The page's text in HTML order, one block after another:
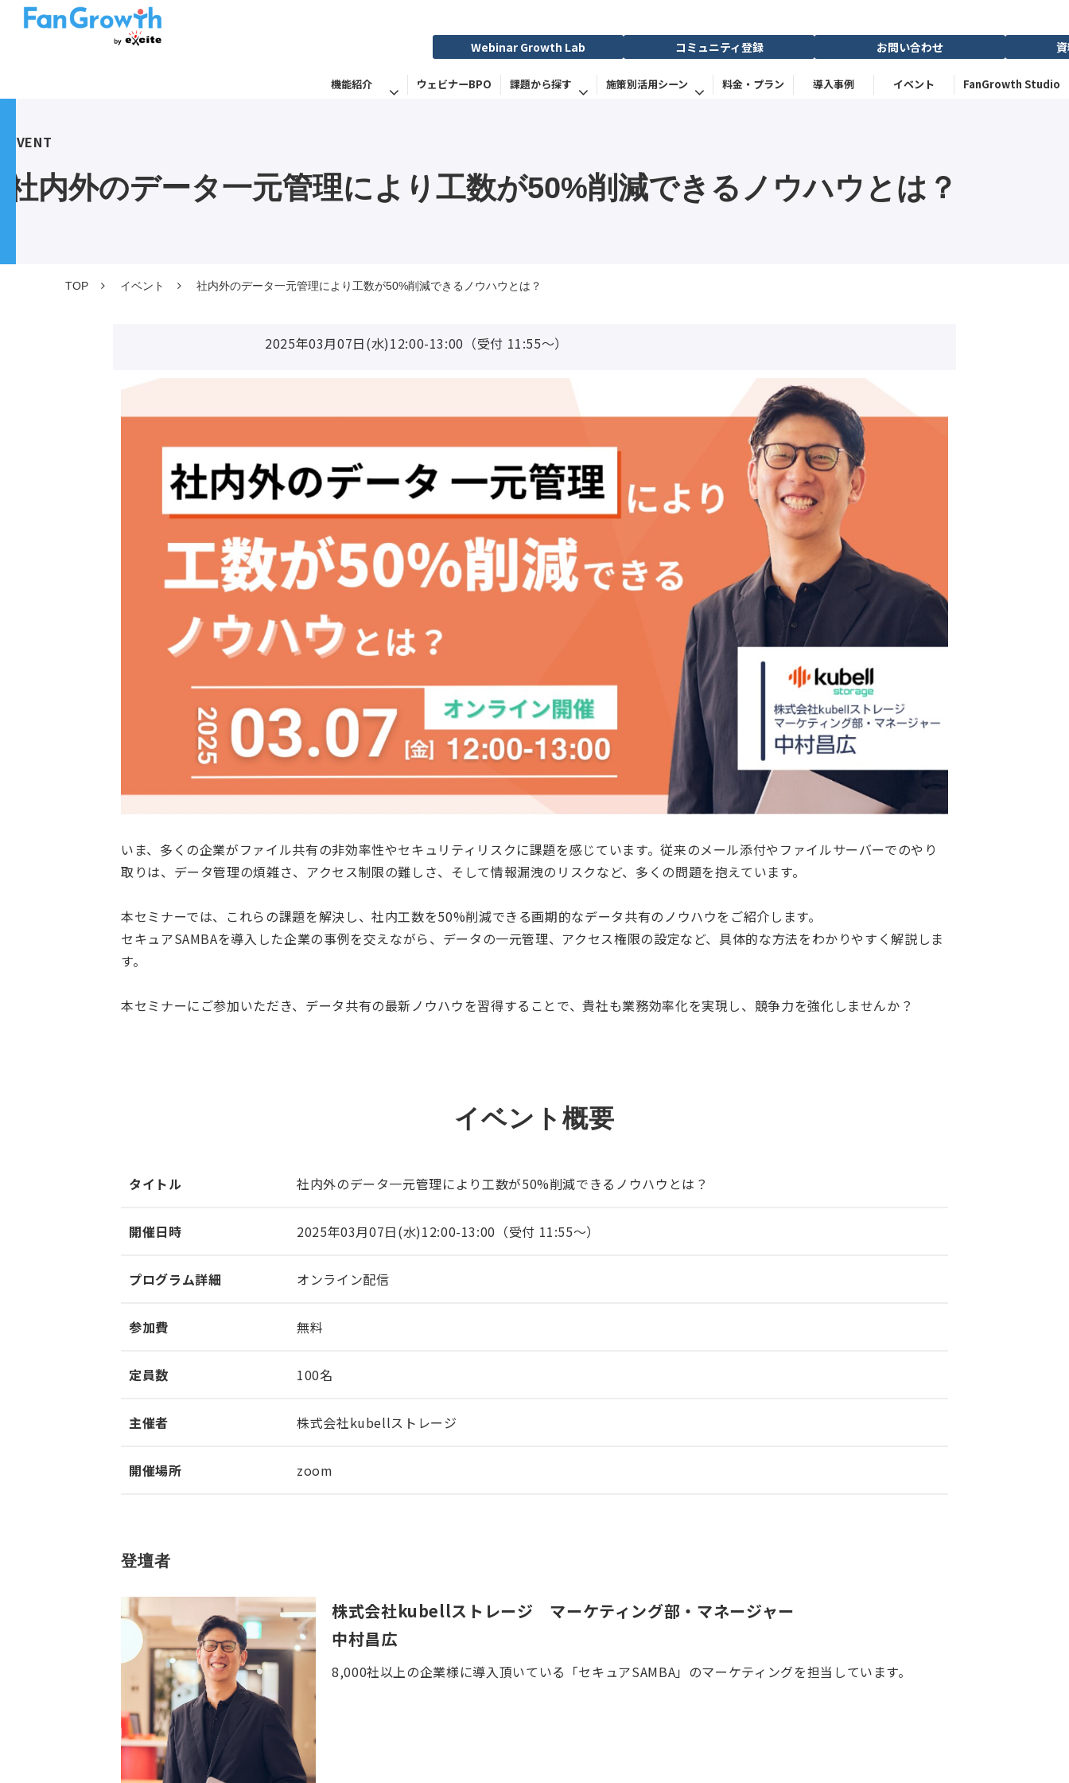
Webinar Growth Lab コミュニティ登録 お問い合わせ
機能紹介 ウェビナーBPO 課題から探す 施策別活用シーン 料金・プラン 導入事例 イベント FanGrowth Studio
EVENT
社内外のデータ一元管理により工数が50%削減できるノウハウとは？
TOP イベント 社内外のデータ一元管理により工数が50%削減できるノウハウとは？
2025年03月07日(水)12:00-13:00（受付 11:55〜）
いま、多くの企業がファイル共有の非効率性やセキュリティリスクに課題を感じています。従来のメール添付やファイルサーバーでのやり
取りは、データ管理の煩雑さ、アクセス制限の難しさ、そして情報漏洩のリスクなど、多くの問題を抱えています。
本セミナーでは、これらの課題を解決し、社内工数を50%削減できる画期的なデータ共有のノウハウをご紹介します。
セキュアSAMBAを導入した企業の事例を交えながら、データの一元管理、アクセス権限の設定など、具体的な方法をわかりやすく解説しま
す。
本セミナーにご参加いただき、データ共有の最新ノウハウを習得することで、貴社も業務効率化を実現し、競争力を強化しませんか？
イベント概要
タイトル 社内外のデータ一元管理により工数が50%削減できるノウハウとは？
開催日時 2025年03月07日(水)12:00-13:00（受付 11:55〜）
プログラム詳細 オンライン配信
参加費 無料
定員数 100名
主催者 株式会社kubellストレージ
開催場所 zoom
登壇者
株式会社kubellストレージ マーケティング部・マネージャー
中村昌広
8,000社以上の企業様に導入頂いている「セキュアSAMBA」のマーケティングを担当しています。